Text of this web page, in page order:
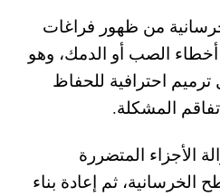
من ظهور فراغات
الصب أو الدمك، وهو
احترافية للحفاظ
المشكلة.
الأجزاء المتضررة
الخرسانية، ثم إعادة بناء